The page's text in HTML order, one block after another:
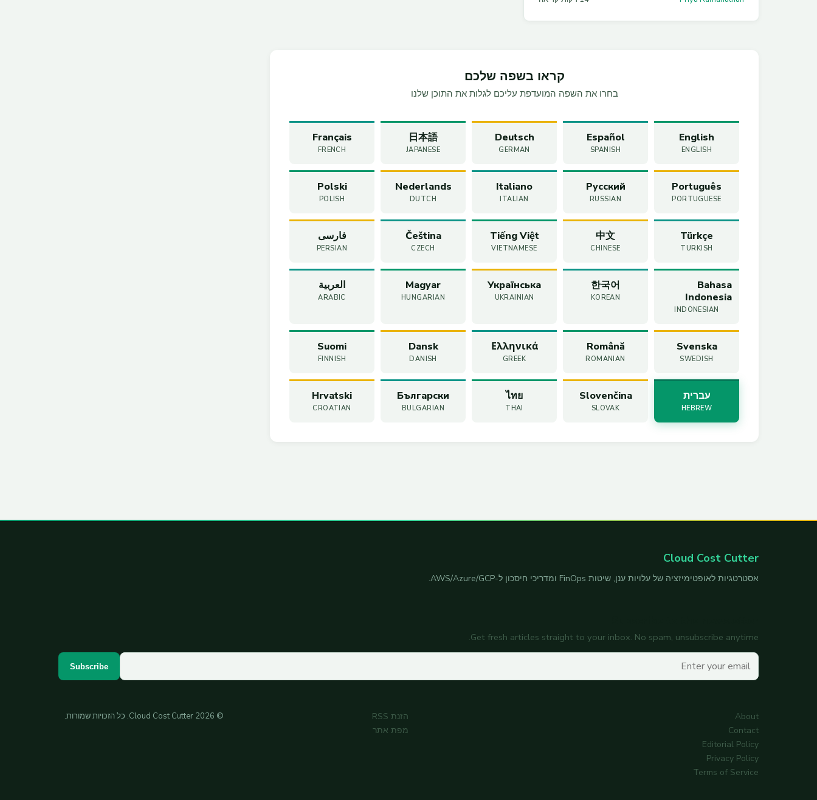
קראו בשפה שלכם
בחרו את השפה המועדפת עליכם לגלות את התוכן שלנו
English
ENGLISH
Español
SPANISH
Deutsch
GERMAN
日本語
JAPANESE
Français
FRENCH
Português
PORTUGUESE
Русский
RUSSIAN
Italiano
ITALIAN
Nederlands
DUTCH
Polski
POLISH
Türkçe
TURKISH
中文
CHINESE
Tiếng Việt
VIETNAMESE
Čeština
CZECH
فارسی
PERSIAN
Bahasa
Indonesia
INDONESIAN
한국어
KOREAN
Українська
UKRAINIAN
Magyar
HUNGARIAN
العربية
ARABIC
Svenska
SWEDISH
Română
ROMANIAN
Ελληνικά
GREEK
Dansk
DANISH
Suomi
FINNISH
עברית
HEBREW
Slovenčina
SLOVAK
ไทย
THAI
Български
BULGARIAN
Hrvatski
CROATIAN
Cloud Cost Cutter
אסטרטגיות לאופטימיזציה של עלויות ענן, שיטות FinOps ומדריכי חיסכון ל-AWS/Azure/GCP.
Get fresh articles straight to your inbox. No spam, unsubscribe anytime.
Your email
Subscribe
About
Contact
Editorial Policy
Privacy Policy
Terms of Service
הזנת RSS
מפת אתר
© 2026 Cloud Cost Cutter. כל הזכויות שמורות.